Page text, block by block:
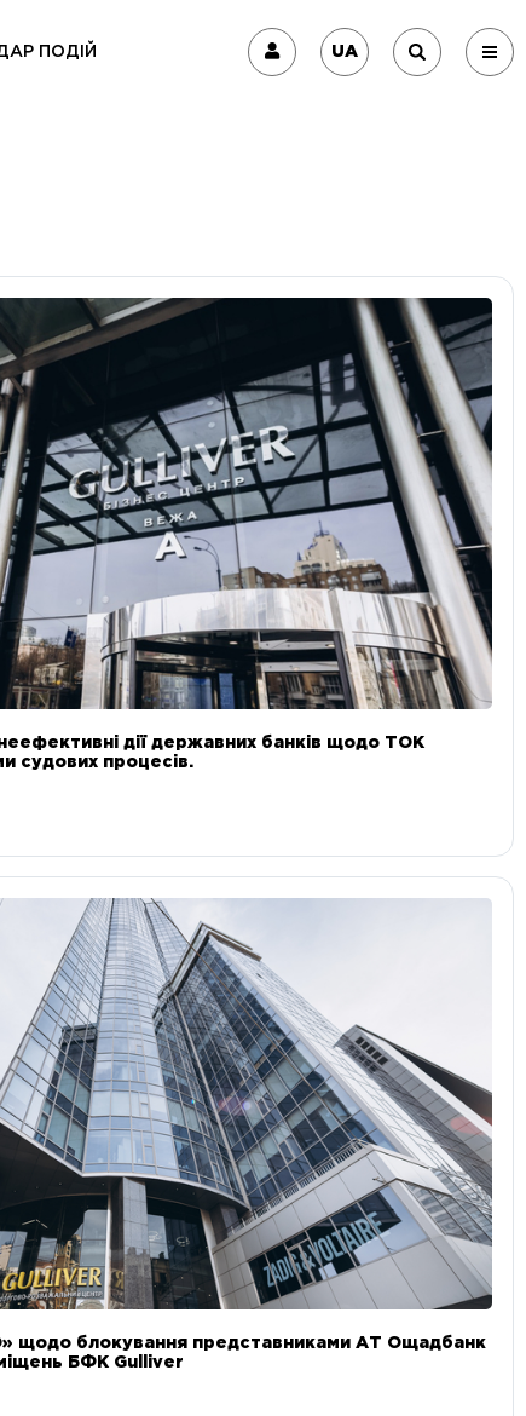
ПОДІЙ UA
дії державних банків щодо ТОК
судових процесів.
щодо блокування представниками АТ Ощадбанк
БФК Gulliver